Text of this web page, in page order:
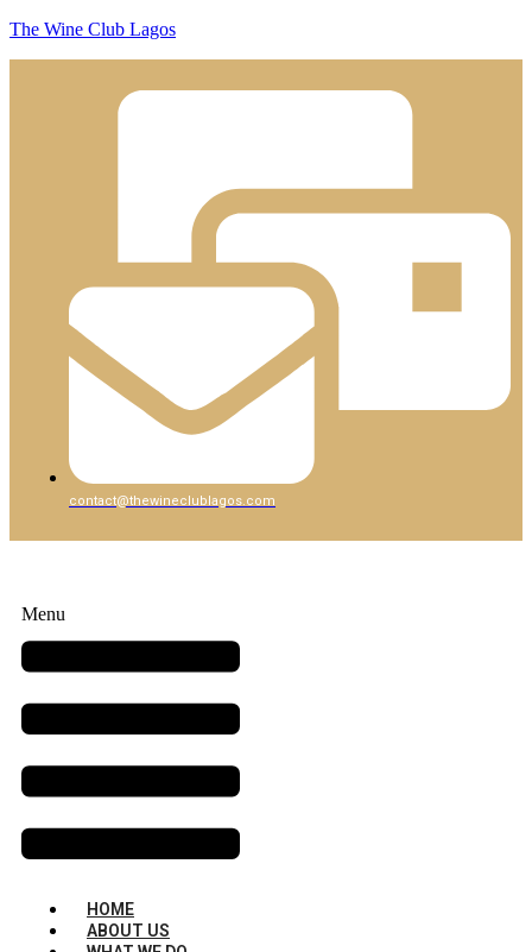
The Wine Club Lagos
contact@thewineclublagos.com
Menu
HOME
ABOUT US